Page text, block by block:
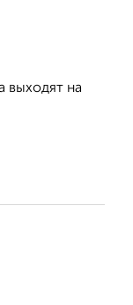
выходят на